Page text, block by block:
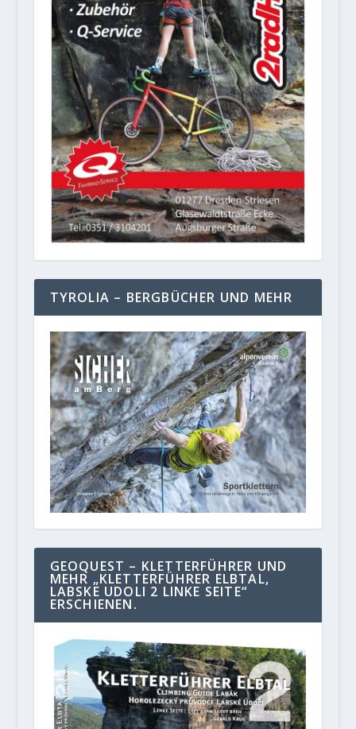
TYROLIA – BERGBÜCHER UND MEHR
GEOQUEST – KLETTERFÜHRER UND
MEHR „KLETTERFÜHRER ELBTAL,
LABSKE UDOLI 2 LINKE SEITE“
ERSCHIENEN.